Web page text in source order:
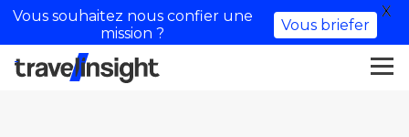
Vous souhaitez nous confier une
mission ?
Vous briefer
X